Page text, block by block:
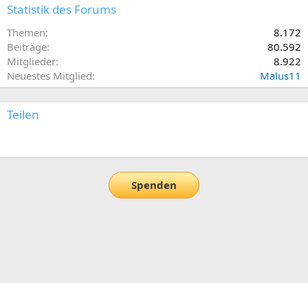
Statistik des Forums
Themen
8.172
Beiträge
80.592
Mitglieder
8.922
Neuestes Mitglied
Malus11
Teilen
Spenden